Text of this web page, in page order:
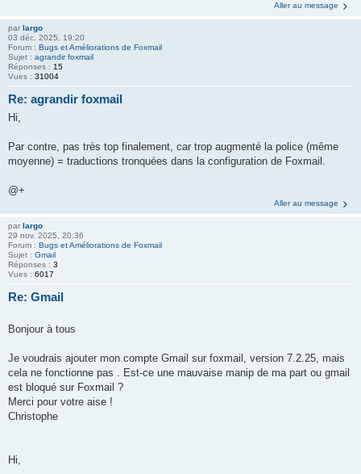
Aller au message
par largo
03 déc. 2025, 19:20
Forum : Bugs et Améliorations de Foxmail
Sujet : agrandir foxmail
Réponses : 15
Vues : 31004
Re: agrandir foxmail
Hi,
Par contre, pas très top finalement, car trop augmenté la police (même
moyenne) = traductions tronquées dans la configuration de Foxmail.
@+
Aller au message
par largo
29 nov. 2025, 20:36
Forum : Bugs et Améliorations de Foxmail
Sujet : Gmail
Réponses : 3
Vues : 6017
Re: Gmail
Bonjour à tous
Je voudrais ajouter mon compte Gmail sur foxmail, version 7.2.25, mais
cela ne fonctionne pas . Est-ce une mauvaise manip de ma part ou gmail
est bloqué sur Foxmail ?
Merci pour votre aise !
Christophe
Hi,